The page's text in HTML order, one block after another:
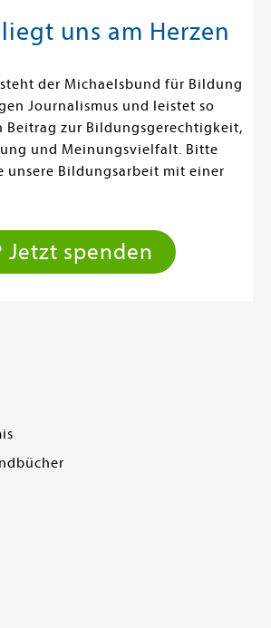
uns am Herzen
der Michaelsbund für Bildung
Journalismus und leistet so
Beitrag zur Bildungsgerechtigkeit,
und Meinungsvielfalt. Bitte
unsere Bildungsarbeit mit einer
spenden